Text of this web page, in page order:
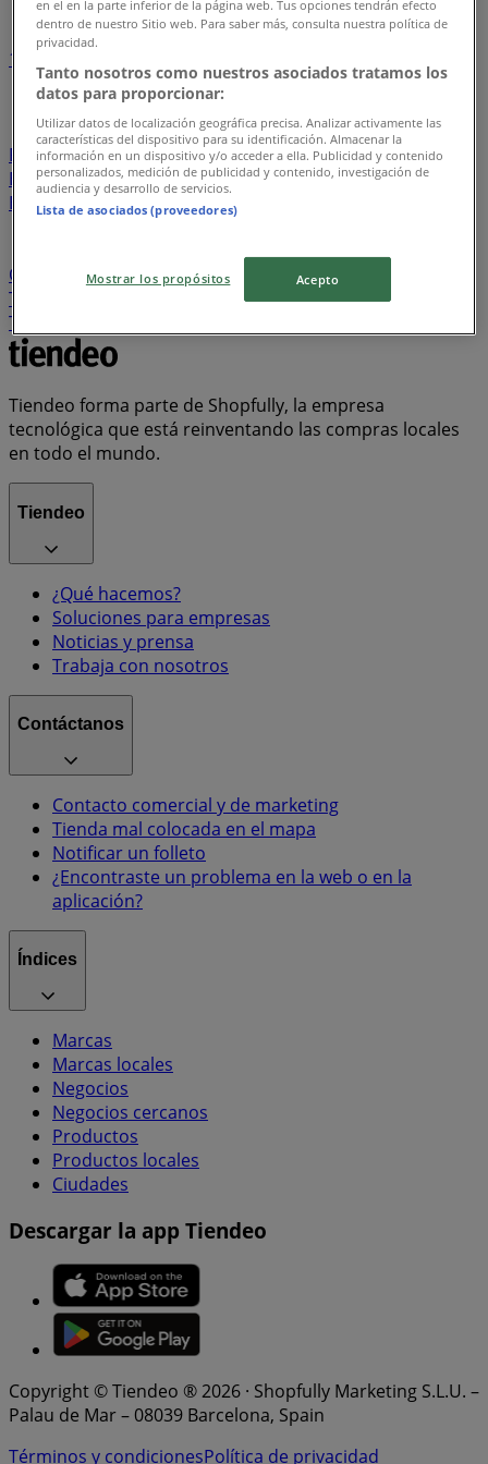
1
26
Davivienda
Tiendas D1 Ara Metro Olímpica
Rebaja
Banco AV Villas Alkosto Éxito
Jumbo
Banco Itaú
Protección Homecenter
Makro
Bancolombia
Ésika Cruz verde
Calzado Romulo
Banco de
Occidente
Ktronix Panamericana
Banco de Bogotá
Tigo
ELA
Droguería la Economía
Totto
Tiendeo forma parte de Shopfully, la empresa
tecnológica que está reinventando las compras locales
en todo el mundo.
Tiendeo
¿Qué hacemos?
Soluciones para empresas
Noticias y prensa
Trabaja con nosotros
Contáctanos
Contacto comercial y de marketing
Tienda mal colocada en el mapa
Notificar un folleto
¿Encontraste un problema en la web o en la
aplicación?
Índices
Marcas
Marcas locales
Negocios
Negocios cercanos
Productos
Productos locales
Ciudades
Descargar la app Tiendeo
Copyright © Tiendeo ® 2026 · Shopfully Marketing S.L.U. –
Palau de Mar – 08039 Barcelona, Spain
Términos y condicionesPolítica de privacidad
en el en la parte inferior de la página web. Tus opciones tendrán efecto
dentro de nuestro Sitio web. Para saber más, consulta nuestra política de
privacidad.
Tanto nosotros como nuestros asociados tratamos los
datos para proporcionar:
Utilizar datos de localización geográfica precisa. Analizar activamente las
características del dispositivo para su identificación. Almacenar la
información en un dispositivo y/o acceder a ella. Publicidad y contenido
personalizados, medición de publicidad y contenido, investigación de
audiencia y desarrollo de servicios.
Lista de asociados (proveedores)
Mostrar los propósitos Acepto